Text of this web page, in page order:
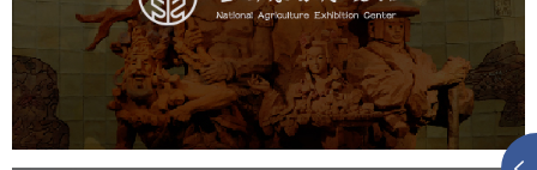
文化艺术 展馆网站建设
博物馆展厅设计
数字博物馆建设
展厅空间设计
企业展厅设计
公司展厅设计
北京展厅设计 产品展厅设计